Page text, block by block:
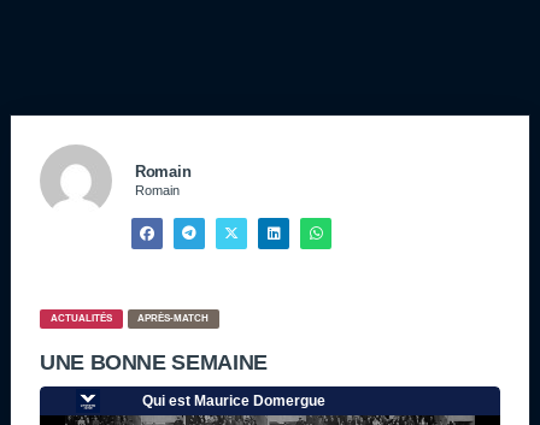
Romain
Romain
ACTUALITÉS APRÈS-MATCH
UNE BONNE SEMAINE